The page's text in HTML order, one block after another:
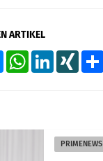
ARTIKEL
MessengerWhatsAppLinkedInXING
PRIMENEWS